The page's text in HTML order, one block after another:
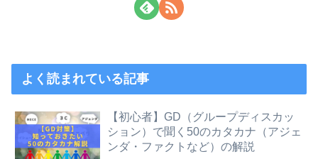
よく読まれている記事
【初心者】GD（グループディスカッ
ション）で聞く50のカタカナ（アジェ
ンダ・ファクトなど）の解説